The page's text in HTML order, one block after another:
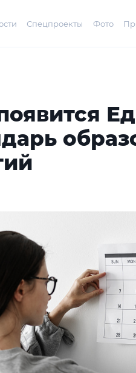
Спецпроекты Фото